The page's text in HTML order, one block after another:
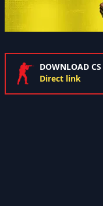
DOWNLOAD
Direct link